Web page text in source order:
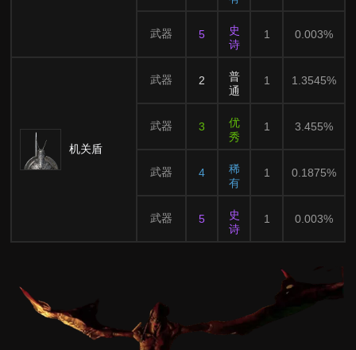
武器 5
史
诗
1 0.003%
机关盾
武器 2
普
通
1 1.3545%
武器 3
优
秀
1 3.455%
武器 4
稀
有
1 0.1875%
武器 5
史
诗
1 0.003%